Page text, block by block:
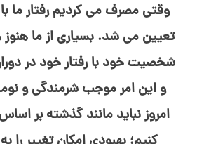
وقتی مصرف می⁯ کردیم رفتار ما با
تعیین می⁯ شد. بسیاری از ما
شخصیت خود با رفتار خود در
و این امر موجب شرمندگی و
امروز نباید مانند گذشته بر